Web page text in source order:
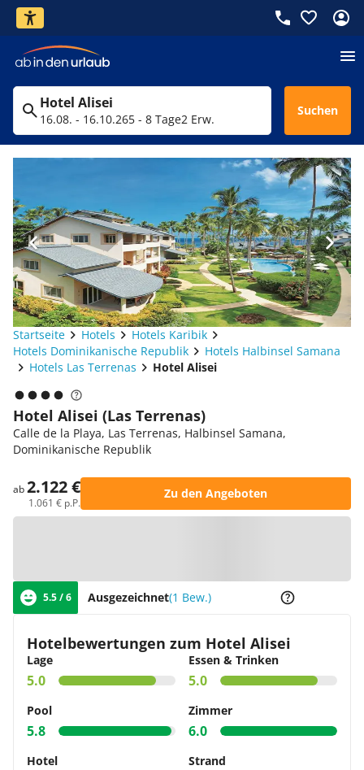
Hotel Alisei
16.08. - 16.10.265 - 8 Tage2 Erw.
Suchen
Startseite Hotels
Hotels Karibik
Hotels Dominikanische Republik
Hotels Halbinsel Samana
Hotels Las Terrenas
Hotel Alisei
Hotel Alisei (Las Terrenas)
Calle de la Playa, Las Terrenas, Halbinsel Samana,
Dominikanische Republik
ab2.122 €
1.061 € p.P.
Zu den Angeboten
5.5 / 6 Ausgezeichnet(1 Bew.)
Hotelbewertungen zum Hotel Alisei
Lage
5.0
Essen & Trinken
5.0
Pool
5.8
Zimmer
6.0
Hotel Strand